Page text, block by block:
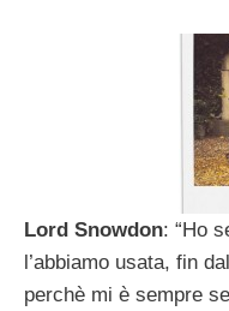
Lord Snowdon: “Ho
l’abbiamo usata, fin
perchè mi è sempre